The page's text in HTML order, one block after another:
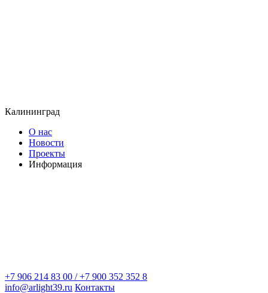
Калининград
О нас
Новости
Проекты
Информация
+7 906 214 83 00 / +7 900 352 352 8
info@arlight39.ru Контакты